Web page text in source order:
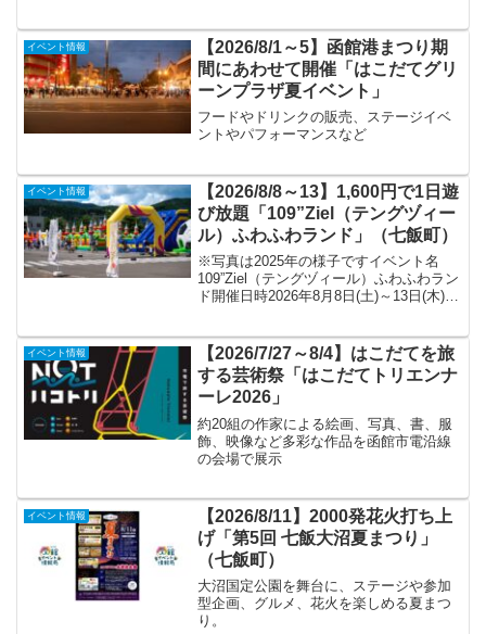
イベント情報
【2026/8/1～5】函館港まつり期
間にあわせて開催「はこだてグリ
ーンプラザ夏イベント」
フードやドリンクの販売、ステージイベ
ントやパフォーマンスなど
イベント情報
【2026/8/8～13】1,600円で1日遊
び放題「109”Ziel（テングヅィー
ル）ふわふわランド」（七飯町）
※写真は2025年の様子ですイベント名
109”Ziel（テングヅィール）ふわふわラン
ド開催日時2026年8月8日(土)～13日(木)
イベント情報
【2026/7/27～8/4】はこだてを旅
する芸術祭「はこだてトリエンナ
ーレ2026」
約20組の作家による絵画、写真、書、服
飾、映像など多彩な作品を函館市電沿線
の会場で展示
イベント情報
【2026/8/11】2000発花火打ち上
げ「第5回 七飯大沼夏まつり」
（七飯町）
大沼国定公園を舞台に、ステージや参加
型企画、グルメ、花火を楽しめる夏まつ
り。